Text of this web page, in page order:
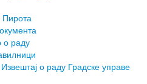
Пирота
раду
о раду Градске управе